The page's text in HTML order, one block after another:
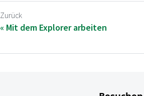
Zurück
Mit dem Explorer arbeiten